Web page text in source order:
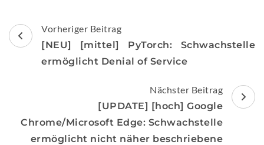
Beitragsnavigation
Vorheriger Beitrag
[NEU] [mittel] PyTorch: Schwachstelle
ermöglicht Denial of Service
Nächster Beitrag
[UPDATE] [hoch] Google
Chrome/Microsoft Edge: Schwachstelle
ermöglicht nicht näher beschriebene